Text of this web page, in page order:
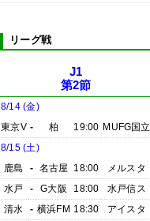
リーグ戦
J1
第2節
8/14 (金)
東京V - 柏 19:00 MUFG国立
8/15 (土)
鹿島
- 名古屋 18:00
メルスタ
水戸
- G大阪 18:00
水戸信ス
清水
- 横浜FM 18:30
アイスタ